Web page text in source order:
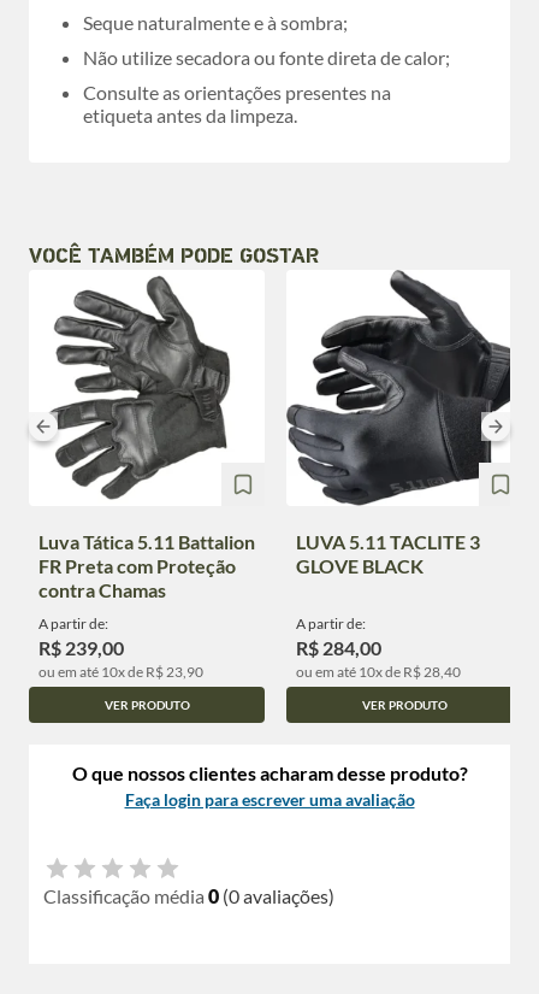
Seque naturalmente e à sombra;
Não utilize secadora ou fonte direta de calor;
Consulte as orientações presentes na
etiqueta antes da limpeza.
VOCÊ TAMBÉM PODE GOSTAR
Luva Tática 5.11 Battalion
FR Preta com Proteção
contra Chamas
A partir de:
R$ 239,00
ou em até 10x de R$ 23,90
VER PRODUTO
LUVA 5.11 TACLITE 3
GLOVE BLACK
A partir de:
R$ 284,00
ou em até 10x de R$ 28,40
VER PRODUTO
O que nossos clientes acharam desse produto?
Faça login para escrever uma avaliação
Classificação média 0 (0 avaliações)